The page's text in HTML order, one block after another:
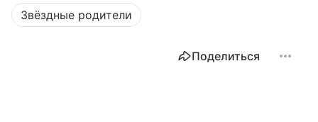
Звёздные родители
Поделиться